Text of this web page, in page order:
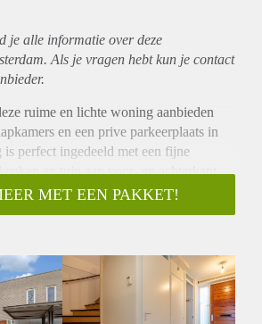
je alle informatie over deze
Als je vragen hebt kun je contact
ruime en lichte woning aanbieden
en een prive parkeerplaats in
perfect ingedeeld met een fijne
en tuin aan voor- en achterkant.
gelegen op een gunstige locatie. Er
nabij, een sportcentrum en het is
hal met apart toilet en toegang tot de
MET EEN PAKKET!